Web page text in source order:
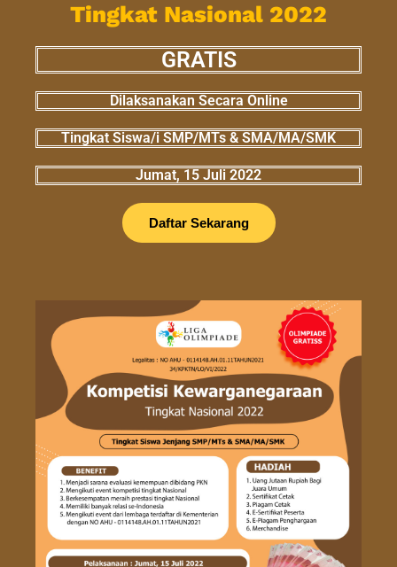
Tingkat Nasional 2022
GRATIS
Dilaksanakan Secara Online
Tingkat Siswa/i SMP/MTs & SMA/MA/SMK
Jumat, 15 Juli 2022
Daftar Sekarang